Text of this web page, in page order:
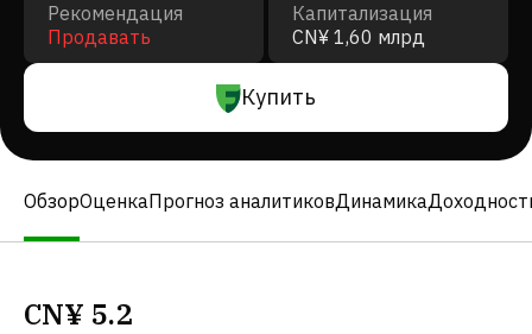
Рекомендация
Продавать
Капитализация
CN¥ 1,60 млрд
Купить
ОбзорОценкаПрогноз аналитиковДинамика
CN¥ 5.2